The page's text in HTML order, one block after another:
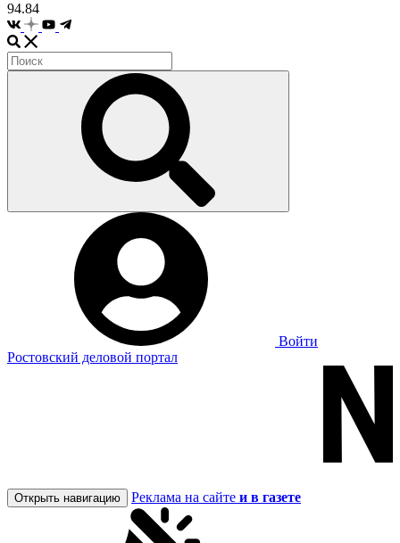
94.84
Войти
Ростовский деловой портал
Открыть навигацию Реклама на сайте и в газете